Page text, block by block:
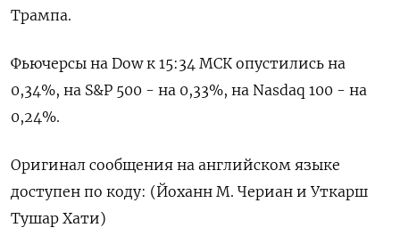
Трампа.
Фьючерсы ​на ​Dow ‌к 15:34 МСК ​опустились на
0,34%, на S&P 500 - на 0,33%, на Nasdaq 100 - на ​
0,24%.
Оригинал ⁠сообщения на английском языке
‌доступен по ‌коду: (Йоханн М. Чериан ​и Уткарш
‌Тушар Хати)